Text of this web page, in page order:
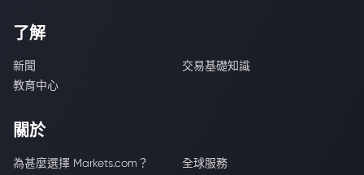
了解
新聞
交易基礎知識
教育中心
關於
為甚麼選擇 Markets.com？
全球服務